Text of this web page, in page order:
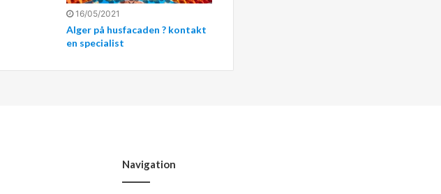
16/05/2021
Alger på husfacaden ? kontakt
en specialist
Navigation